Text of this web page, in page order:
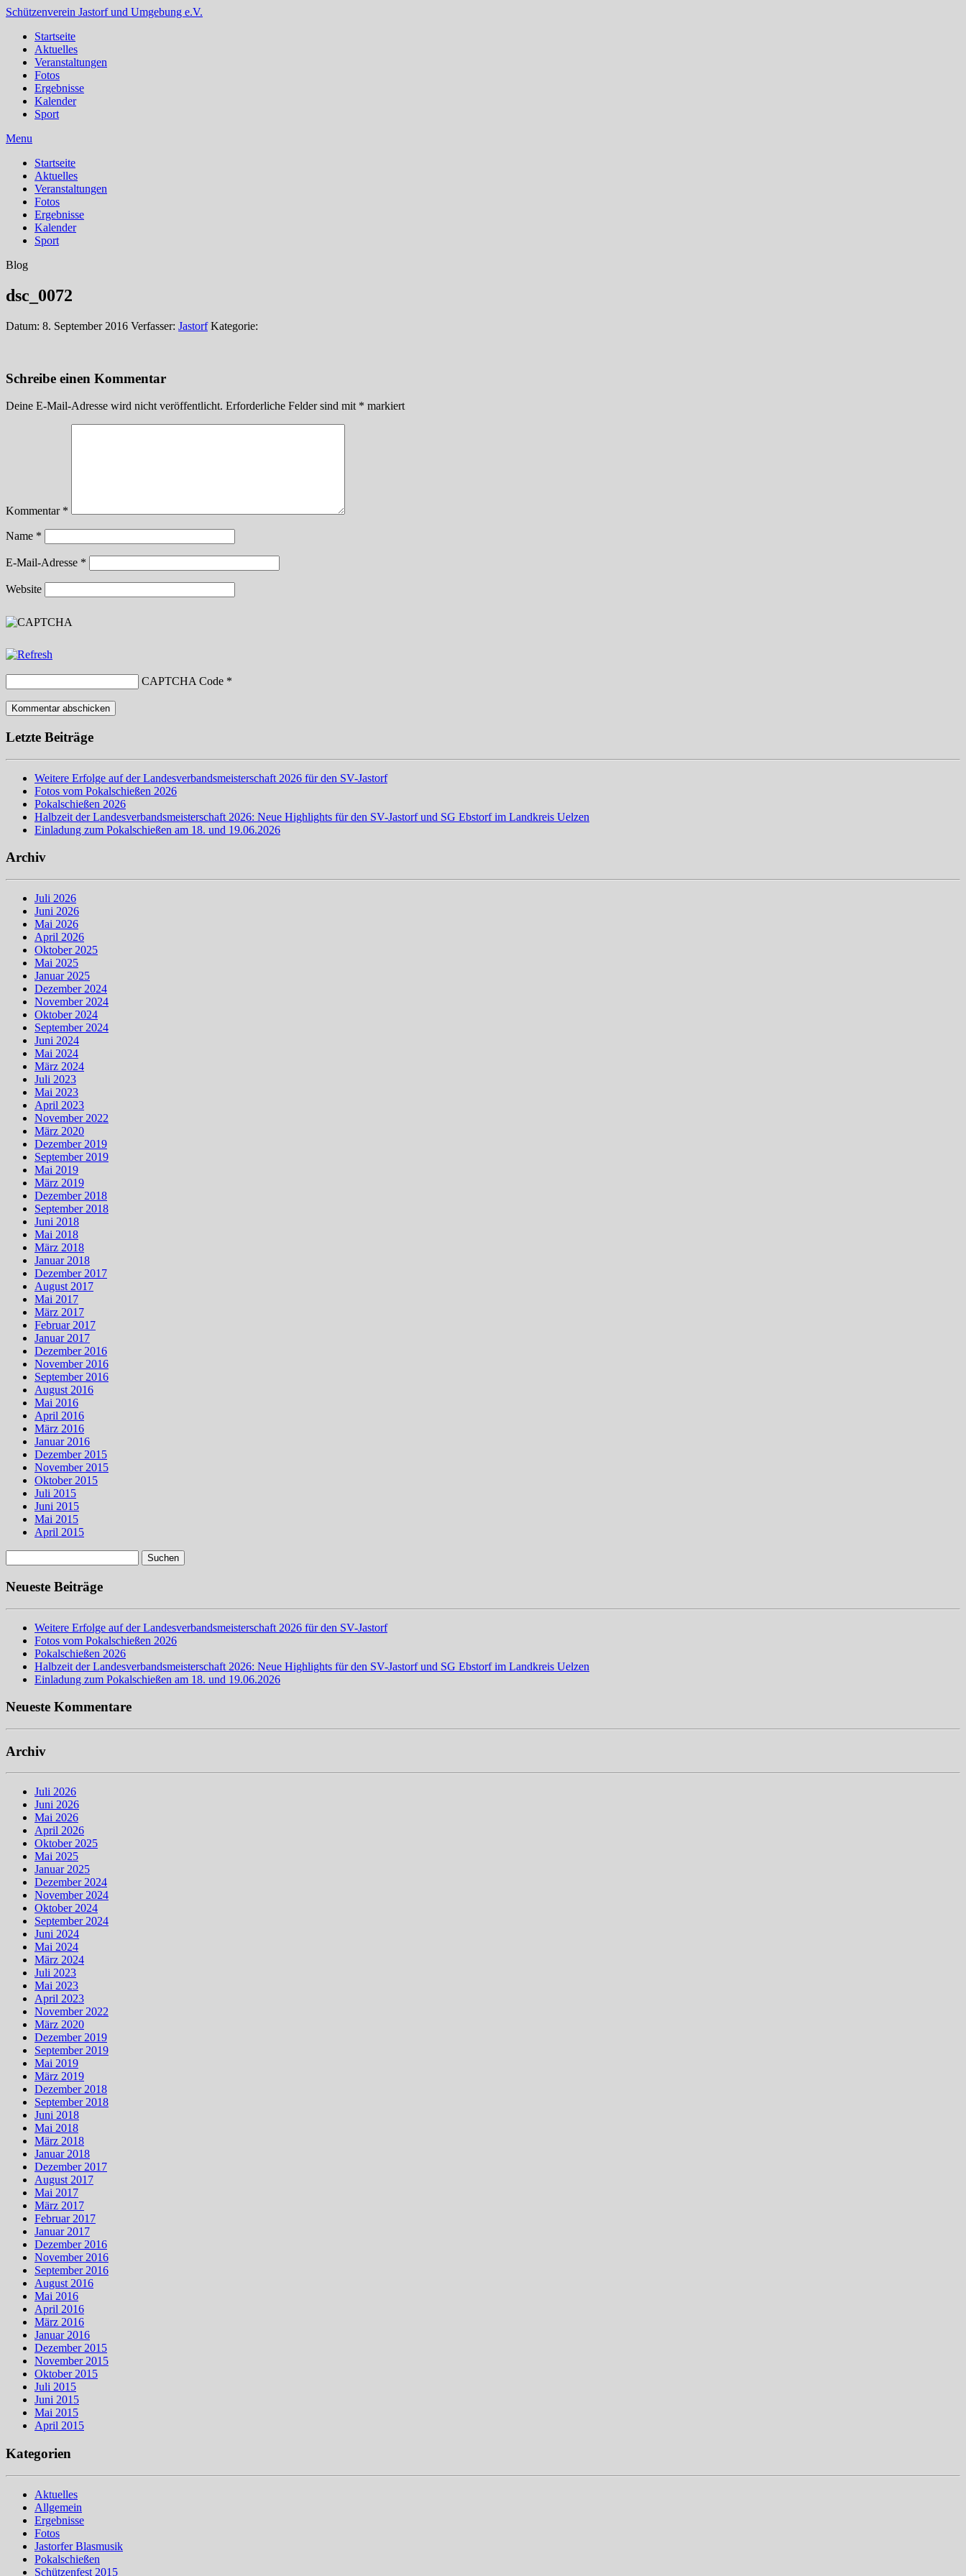
Schützenverein Jastorf und Umgebung e.V.
Startseite
Aktuelles
Veranstaltungen
Fotos
Ergebnisse
Kalender
Sport
Menu
Startseite
Aktuelles
Veranstaltungen
Fotos
Ergebnisse
Kalender
Sport
Blog
dsc_0072
Datum: 8. September 2016 Verfasser: Jastorf Kategorie:
Schreibe einen Kommentar
Deine E-Mail-Adresse wird nicht veröffentlicht. Erforderliche Felder sind mit * markiert
Kommentar *
Name *
E-Mail-Adresse *
Website
CAPTCHA Code *
Letzte Beiträge
Weitere Erfolge auf der Landesverbandsmeisterschaft 2026 für den SV-Jastorf
Fotos vom Pokalschießen 2026
Pokalschießen 2026
Halbzeit der Landesverbandsmeisterschaft 2026: Neue Highlights für den SV-Jastorf und SG Ebstorf im Landkreis Uelzen
Einladung zum Pokalschießen am 18. und 19.06.2026
Archiv
Juli 2026
Juni 2026
Mai 2026
April 2026
Oktober 2025
Mai 2025
Januar 2025
Dezember 2024
November 2024
Oktober 2024
September 2024
Juni 2024
Mai 2024
März 2024
Juli 2023
Mai 2023
April 2023
November 2022
März 2020
Dezember 2019
September 2019
Mai 2019
März 2019
Dezember 2018
September 2018
Juni 2018
Mai 2018
März 2018
Januar 2018
Dezember 2017
August 2017
Mai 2017
März 2017
Februar 2017
Januar 2017
Dezember 2016
November 2016
September 2016
August 2016
Mai 2016
April 2016
März 2016
Januar 2016
Dezember 2015
November 2015
Oktober 2015
Juli 2015
Juni 2015
Mai 2015
April 2015
nach:
Neueste Beiträge
Weitere Erfolge auf der Landesverbandsmeisterschaft 2026 für den SV-Jastorf
Fotos vom Pokalschießen 2026
Pokalschießen 2026
Halbzeit der Landesverbandsmeisterschaft 2026: Neue Highlights für den SV-Jastorf und SG Ebstorf im Landkreis Uelzen
Einladung zum Pokalschießen am 18. und 19.06.2026
Neueste Kommentare
Archiv
Juli 2026
Juni 2026
Mai 2026
April 2026
Oktober 2025
Mai 2025
Januar 2025
Dezember 2024
November 2024
Oktober 2024
September 2024
Juni 2024
Mai 2024
März 2024
Juli 2023
Mai 2023
April 2023
November 2022
März 2020
Dezember 2019
September 2019
Mai 2019
März 2019
Dezember 2018
September 2018
Juni 2018
Mai 2018
März 2018
Januar 2018
Dezember 2017
August 2017
Mai 2017
März 2017
Februar 2017
Januar 2017
Dezember 2016
November 2016
September 2016
August 2016
Mai 2016
April 2016
März 2016
Januar 2016
Dezember 2015
November 2015
Oktober 2015
Juli 2015
Juni 2015
Mai 2015
April 2015
Kategorien
Aktuelles
Allgemein
Ergebnisse
Fotos
Jastorfer Blasmusik
Pokalschießen
Schützenfest 2015